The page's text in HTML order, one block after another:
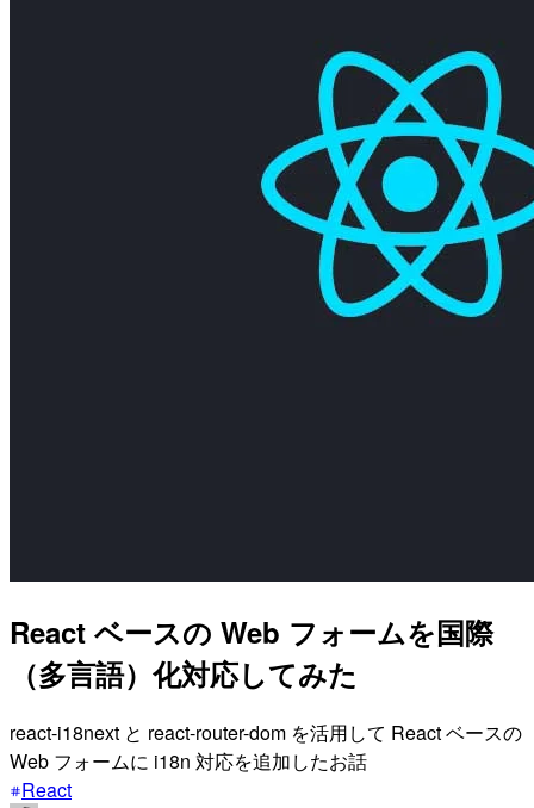
React ベースの Web フォームを国際
（多言語）化対応してみた
react-i18next と react-router-dom を活用して React ベースの
Web フォームに i18n 対応を追加したお話
React